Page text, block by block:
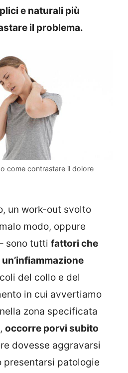
e naturali più
il problema.
come contrastare il dolore
un work-out svolto
modo, oppure
sono tutti fattori che
del collo e del
in cui avvertiamo
zona specificata
occorre porvi subito
dovesse aggravarsi
patologie